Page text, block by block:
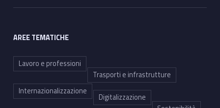
AREE TEMATICHE
Lavoro e professioni
Trasporti e infrastrutture
Internazionalizzazione
Digitalizzazione